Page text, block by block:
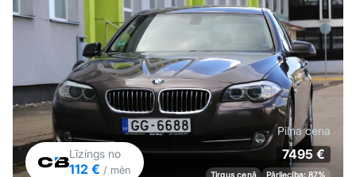
Līzings no
112 € / mēn
Pilna cena
7495 €
Tirgus cenā Pārliecība: 87%